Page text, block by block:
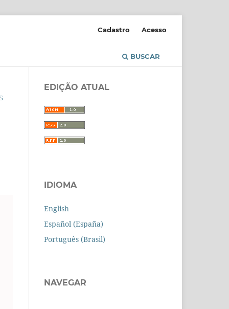
BUSCAR
Cadastro Acesso
EDIÇÃO ATUAL
IDIOMA
English
Español (España)
Português (Brasil)
NAVEGAR